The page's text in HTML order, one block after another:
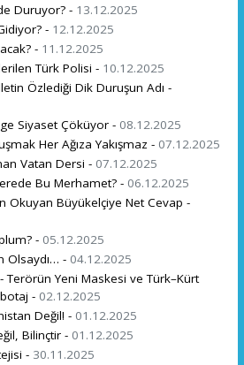
Duruyor? - 13.12.2025
- 12.12.2025
- 11.12.2025
Türk Polisi - 10.12.2025
Özlediği Dik Duruşun Adı -
Siyaset Çöküyor - 08.12.2025
Her Ağıza Yakışmaz - 07.12.2025
Vatan Dersi - 07.12.2025
Bu Merhamet? - 06.12.2025
Okuyan Büyükelçiye Net Cevap -
- 05.12.2025
Olsaydı… - 04.12.2025
Terörün Yeni Maskesi ve Türk–Kürt
- 02.12.2025
Değil! - 01.12.2025
Bilinçtir - 01.12.2025
- 30.11.2025